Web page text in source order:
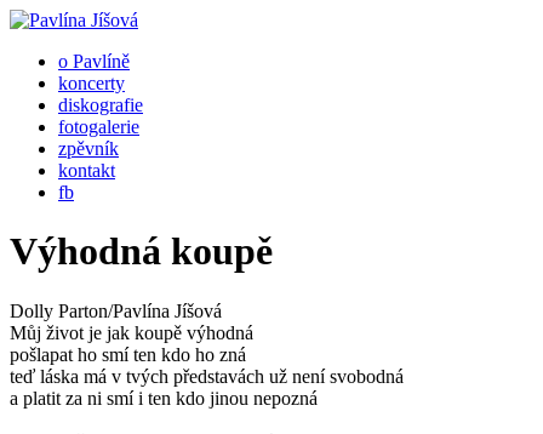
o Pavlíně
koncerty
diskografie
fotogalerie
zpěvník
kontakt
fb
Výhodná koupě
Dolly Parton/Pavlína Jíšová
Můj život je jak koupě výhodná
pošlapat ho smí ten kdo ho zná
teď láska má v tvých představách už není svobodná
a platit za ni smí i ten kdo jinou nepozná